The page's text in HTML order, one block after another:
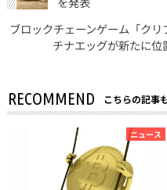
ブロックチェーンゲーム「ク
チナエッグが新たに
RECOMMEND こちらの記事
ニュース